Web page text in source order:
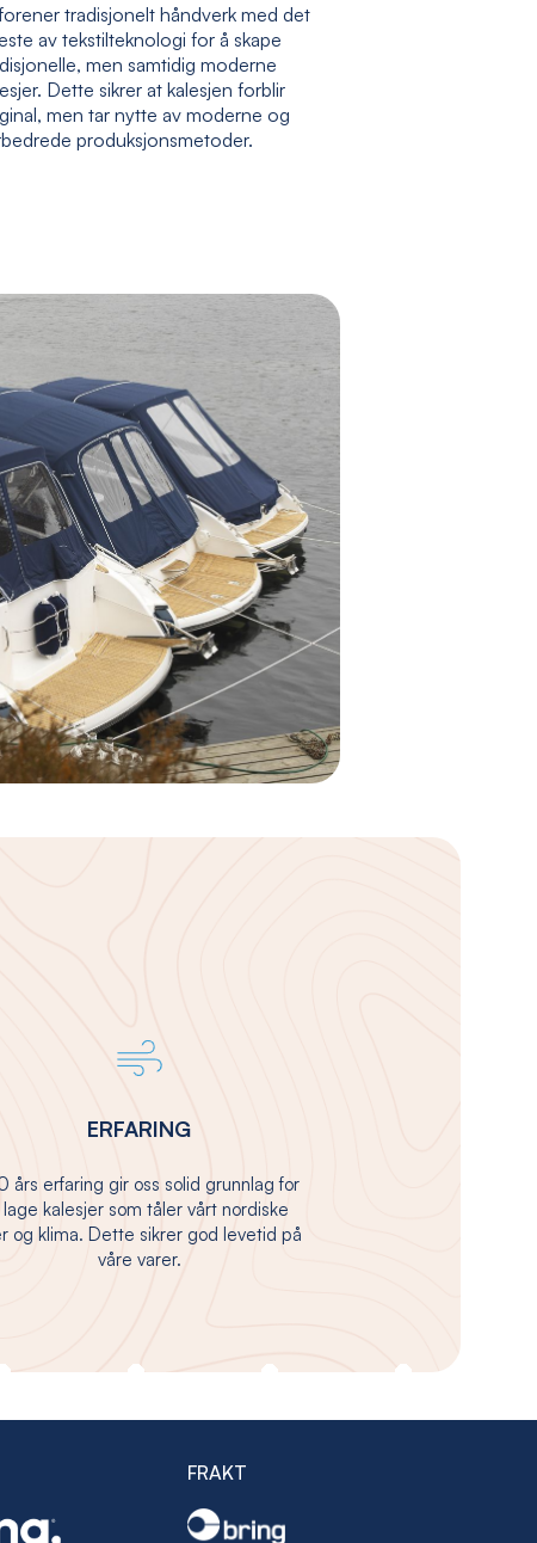
tradisjonelt håndverk med det
av tekstilteknologi for å skape
men samtidig moderne
Dette sikrer at kalesjen forblir
men tar nytte av moderne og
produksjonsmetoder.
ERFARING
års erfaring gir oss solid grunnlag for
lage kalesjer som tåler vårt nordiske
og klima. Dette sikrer god levetid på
våre varer.
FRAKT